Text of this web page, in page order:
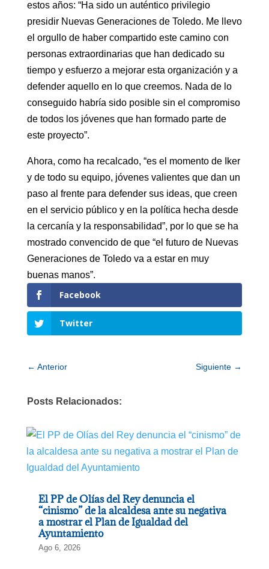
estos años: “Ha sido un auténtico privilegio
presidir Nuevas Generaciones de Toledo. Me llevo
el orgullo de haber compartido este camino con
personas extraordinarias que han dedicado su
tiempo y esfuerzo a mejorar esta organización y a
defender aquello en lo que creemos. Nada de lo
conseguido habría sido posible sin el compromiso
de todos los jóvenes que han formado parte de
este proyecto”.
Ahora, como ha recalcado, “es el momento de Iker
y de todo su equipo, jóvenes valientes que dan un
paso al frente para defender sus ideas, que creen
en el servicio público y en la política hecha desde
la cercanía y la responsabilidad”, por lo que se ha
mostrado convencido de que “el futuro de Nuevas
Generaciones de Toledo va a estar en muy
buenas manos”.
Facebook
Twitter
← Anterior Siguiente →
Posts Relacionados:
El PP de Olías del Rey denuncia el
“cinismo” de la alcaldesa ante su negativa
a mostrar el Plan de Igualdad del
Ayuntamiento
Ago 6, 2026